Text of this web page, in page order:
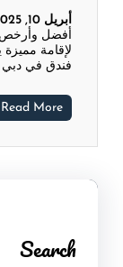
أبريل 10, 2025
أفضل وأرخص
لإقامة
فندق في دبي
Read More
Search